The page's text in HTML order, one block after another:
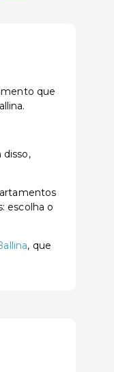
que
escolha o
, que